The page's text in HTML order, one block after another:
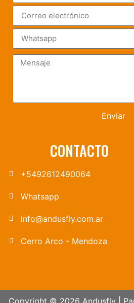
CONTACTO
+5492612490064
Whatsapp
info@andusfly.com.ar
Cerro Arco - Mendoza
Enviar
Copyright © 2026 Andusfly |